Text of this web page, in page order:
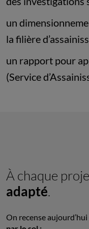
un
la filière
un rapport pour
(Service
À chaque
adapté.
On recense aujourd’hui